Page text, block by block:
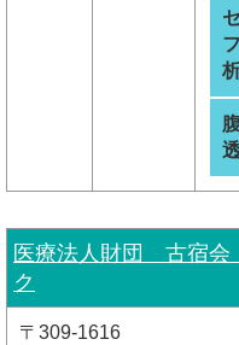
医療法人財団 古宿
ク
〒309-1616